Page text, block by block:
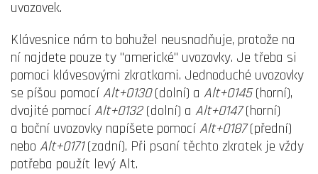
uvozovek.
Klávesnice nám to bohužel neusnadňuje, protože na
ní najdete pouze ty "americké" uvozovky. Je třeba si
pomoci klávesovými zkratkami. Jednoduché uvozovky
se píšou pomocíAlt+0130(dolní) a Alt+0145(horní),
dvojité pomocíAlt+0132(dolní) a Alt+0147(horní)
a boční uvozovky napíšete pomocíAlt+0187(přední)
nebo Alt+0171(zadní). Při psaní těchto zkratek je vždy
potřeba použít levý Alt.